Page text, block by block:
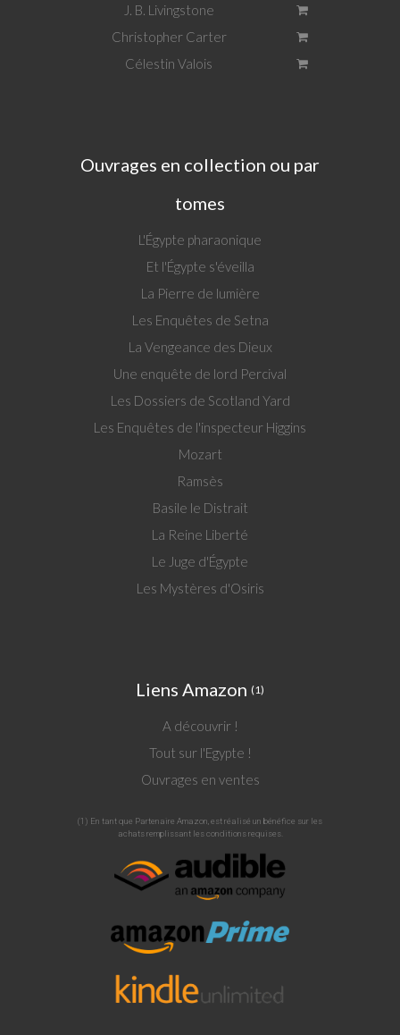
J. B. Livingstone
Christopher Carter
Célestin Valois
Ouvrages en collection ou par
tomes
L'Égypte pharaonique
Et l'Égypte s'éveilla
La Pierre de lumière
Les Enquêtes de Setna
La Vengeance des Dieux
Une enquête de lord Percival
Les Dossiers de Scotland Yard
Les Enquêtes de l'inspecteur Higgins
Mozart
Ramsès
Basile le Distrait
La Reine Liberté
Le Juge d'Égypte
Les Mystères d'Osiris
Liens Amazon (1)
A découvrir !
Tout sur l'Egypte !
Ouvrages en ventes
(1) En tant que Partenaire Amazon, est réalisé un bénéfice sur les
achats remplissant les conditions requises.